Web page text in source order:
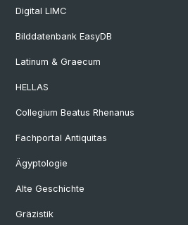
Digital LIMC
Bilddatenbank EasyDB
Latinum & Graecum
HELLAS
Collegium Beatus Rhenanus
Fachportal Antiquitas
Ägyptologie
Alte Geschichte
Gräzistik